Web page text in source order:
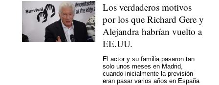
Los verdaderos motivos
por los que Richard Gere y
Alejandra habrían vuelto a
EE.UU.
El actor y su familia pasaron tan
solo unos meses en Madrid,
cuando inicialmente la previsión
eran pasar varios años en España